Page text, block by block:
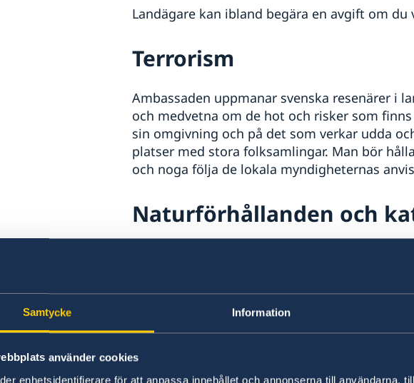
Samtycke Information
använder cookies
enhetsidentifierare för att anpassa innehållet och annonserna till användarna,
Landägare kan ibland begära en avgift om du
Terrorism
Ambassaden uppmanar svenska resenärer i
och medvetna om de hot och risker som
sin omgivning och på det som verkar udda
platser med stora folksamlingar. Man bör
och noga följa de lokala myndigheternas
Naturförhållanden och
Cyklonsäsongen varar från november till
översvämningar, jordskred och störningar i
på väg bör du ta reda på var närmaste
följa lokala myndigheters anvisningar.